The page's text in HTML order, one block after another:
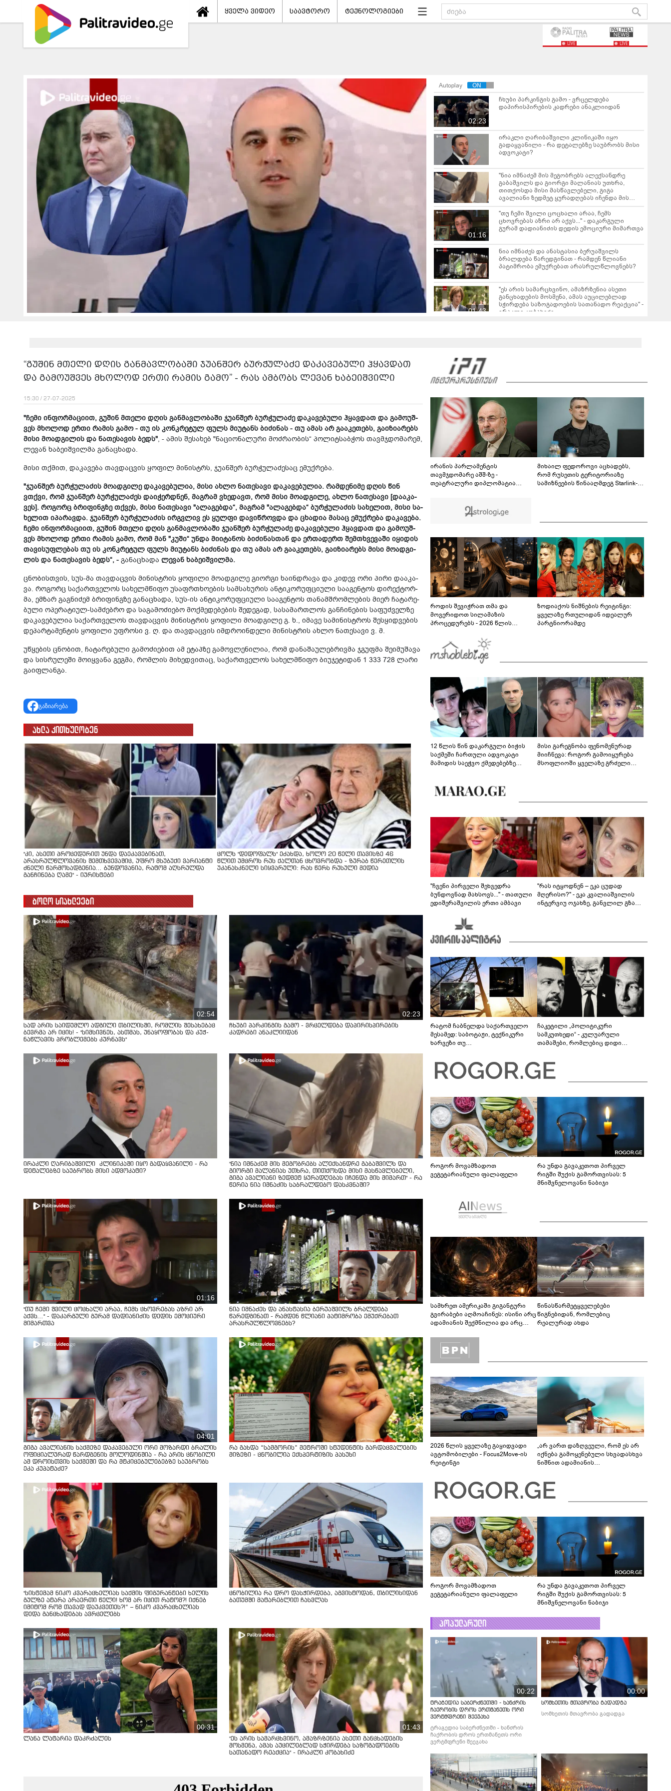
ყველა ვიდეო საავტორო ტექნოლოგიები
LIVE LIVE
Autoplay
02:23
ჩხუბი პარკინგის გამო - ვრცელდება
დაპირისპირების კადრები ანაკლიიდან
ირაკლი ღარიბაშვილი კლინიკაში იყო
გადაყვანილი - რა დეტალებზე საუბრობს მისი
ადვოკატი?
"ნია იმნაძემ მის მეგობრებს ალექსანდრე
გაბაშვილს და გიორგი მალანიას უთხრა,
თითქოსდა მისი მასწავლებელი, გიგა
ავალიანი ზედმეტ ყურადღებას იჩენდა მის
მიმართ" - რა წერია ნია იმნაძის საბრალდებო
დასკვნაში?
01:16
"თუ ჩემი შვილი ცოცხალი არაა, ჩემს
ცხოვრებას აზრი არ აქვს..." - დაკარგული
გურამ დადიანიძის დედის ემოციური მიმართვა
ნია იმნაძეს და ანასტასია ბერუაშვილს
ბრალდება წარედგინათ - რამდენ წლიანი
პატიმრობა ემუქრებათ არასრულწლოვნებს?
01:43
"ეს არის სამარცხვინო, ამაზრზენია ასეთი
განცხადების მოსმენა, ამას აუცილებლად
სჭირდება საზოგადოების სათანადო რეაქცია" -
ირაკლი კობახიძე
ელი კურსის სტუდენტიც იკითხავს"
00:20
საგარეჯოში, არასრულწლოვანმა ჩამოტვირთა
ფოტოსურათები, დაამონტაჟა, მიანიჭა
პორნოგრაფიული იერსახე და
შეურაცხმყოფელ ტექსტებთან ერთად
გაავრცელა - შსს ბრალდებულის დაკავების
კადრებს აქვეყნებს
ნიკა მელიას სასამართლოს უპატივცემლობის
ფაქტზე 1 წლით და 6 თვით თავისუფლების
აღკვეთა მიესაჯა
“გუ­შინ მთე­ლი დღის გან­მავ­ლო­ბა­ში ჯუ­ან­შერ ბურ­ჭუ­ლა­ძე და­კა­ვე­ბუ­ლი ჰყავ­დათ
და გა­მო­უშ­ვეს მხო­ლოდ ერთი რა­მის გამო” - რას ამბობს ლევან ხაბეიშვილი
15:30 / 27-07-2025
"ჩემი ინ­ფორ­მა­ცი­ით, გუ­შინ მთე­ლი დღის გან­მავ­ლო­ბა­ში ჯუ­ან­შერ ბურ­ჭუ­ლა­ძე და­კა­ვე­ბუ­ლი ჰყავ­დათ და გა­მო­უშ­
ვეს მხო­ლოდ ერთი რა­მის გამო - თუ ის კონ­კრე­ტულ ფულს მი­უ­ტანს ბი­ძი­ნას - თუ ამას არ გა­ა­კე­თებს, გა­ი­ზი­ა­რებს
მისი მო­ად­გი­ლის და ნა­თე­სა­ვის ბედს", - ამის შე­სა­ხებ "ნა­ცი­ო­ნა­ლუ­რი მოძ­რა­ო­ბის“ პო­ლიტ­საბ­ჭოს თავ­მჯდო­მა­რემ,
ლე­ვან ხა­ბე­იშ­ვილ­მა გა­ნა­ცხა­და.
მისი თქმით, და­კა­ვე­ბა თავ­დაც­ვის ყო­ფილ მი­ნისტრს, ჯუ­ან­შერ ბურ­ჭუ­ლა­ძე­საც ემუქ­რე­ბა.
"ჯუ­ან­შერ ბურ­ჭუ­ლა­ძის მო­ად­გი­ლე და­კა­ვე­ბუ­ლია, მისი ახლო ნა­თე­სა­ვი და­კა­ვე­ბუ­ლია. რამ­დე­ნი­მე დღის წინ
ვთქვი, რომ ჯუ­ან­შერ ბურ­ჭუ­ლა­ძეს და­ი­ჭერ­დნენ, მაგ­რამ ვხე­დავთ, რომ მისი მო­ად­გი­ლე, ახლო ნა­თე­სა­ვი [და­ა­კა­
ვეს]. რო­გორც ბრი­ფინგზე თქვეს, მისი ნა­თე­სა­ვი "ალა­გებ­და“, მაგ­რამ "ალა­გებ­და“ ბურ­ჭუ­ლა­ძის სა­ხე­ლით, მისი სა­
ხე­ლით იპა­რავ­და. ჯუ­ან­შერ ბურ­ჭუ­ლა­ძის ირ­გვლივ ეს ყულ­ფი და­ვიწ­როვ­და და ცხა­დია მა­საც ემუქ­რე­ბა და­კა­ვე­ბა.
ჩემი ინ­ფორ­მა­ცი­ით, გუ­შინ მთე­ლი დღის გან­მავ­ლო­ბა­ში ჯუ­ან­შერ ბურ­ჭუ­ლა­ძე და­კა­ვე­ბუ­ლი ჰყავ­დათ და გა­მო­უშ­
ვეს მხო­ლოდ ერთი რა­მის გამო, რომ მან "კუში“ უნდა მი­ი­ტა­ნოს ბი­ძი­ნას­თან და ერ­თა­დერთ შემ­თხვე­ვა­ში იყი­დის
თა­ვი­სუფ­ლე­ბას თუ ის კონ­კრე­ტულ ფულს მი­უ­ტანს ბი­ძი­ნას და თუ ამას არ გა­ა­კე­თებს, გა­ი­ზი­ა­რებს მისი მო­ად­გი­
ლის და ნა­თე­სა­ვის ბედს“, - გა­ნა­ცხა­და ლე­ვან ხა­ბე­იშ­ვილ­მა.
ცნო­ბის­თვის, სუს-მა თავ­დაც­ვის მი­ნის­ტრის ყო­ფი­ლი მო­ად­გი­ლე გი­ორ­გი ხა­ინ­დრა­ვა და კი­დევ ორი პირი და­ა­კა­
ვა. რო­გორც სა­ქარ­თვე­ლოს სა­ხელ­მწი­ფო უსაფრ­თხო­ე­ბის სამ­სა­ხუ­რის ან­ტი­კო­რუფ­ცი­უ­ლი სა­ა­გენ­ტოს დი­რექ­ტორ­
მა, ემ­ზარ გაგ­ნი­ძემ ბრი­ფინგზე გა­ნა­ცხა­და, სუს-ის ან­ტი­კო­რუფ­ცი­უ­ლი სა­ა­გენ­ტოს თა­ნამ­შრომ­ლე­ბის მიერ ჩა­ტა­რე­
ბუ­ლი ოპე­რა­ტი­ულ-სამ­ძებ­რო და სა­გა­მო­ძი­ე­ბო მოქ­მე­დე­ბე­ბის შე­დე­გად, სა­სა­მარ­თლოს გან­ჩი­ნე­ბის სა­ფუძ­ველ­ზე
და­კა­ვე­ბუ­ლია სა­ქარ­თვე­ლოს თავ­დაც­ვის მი­ნის­ტრის ყო­ფი­ლი მო­ად­გი­ლე გ. ხ., იმა­ვე სა­მი­ნის­ტროს შეს­ყიდ­ვე­ბის
დე­პარ­ტა­მენ­ტის ყო­ფი­ლი უფ­რო­სი ვ. ღ. და თავ­დაც­ვის იმ­დრო­ინ­დე­ლი მი­ნის­ტრის ახლო ნა­თე­სა­ვი ვ. მ.
უწყე­ბის ცნო­ბით, ჩა­ტა­რე­ბუ­ლი გა­მო­ძი­ე­ბით ამ ეტაპ­ზე გა­მოვ­ლე­ნი­ლია, რომ და­ნა­შა­უ­ლებ­რივ­მა ჯგუფ­მა შე­ი­მუ­შა­ვა
და სის­რუ­ლე­ში მო­იყ­ვა­ნა გეგ­მა, რომ­ლის მი­ხედ­ვი­თაც, სა­ქარ­თვე­ლოს სა­ხელ­მწი­ფო ბი­უ­ჯე­ტი­დან 1 333 728 ლარი
გა­იფ­ლან­გა.
გაზიარება
ახლა კითხულობენ
"კი, ასეთი პროცედურით უნდა დაეკავებინათ,
არასრულწლოვანის შემთხვევაშიც, უფრო მსუბუქი ვარიანტი
ძნელი წარმოსადგენია... ბუნდოვანია, რატომ აღსრულდა
განჩინება ღამე" - იურისტები
ცოლს "დედოფალს" ეძახდა, ხოლო 20 წელი თავისზე 46
წლით უმცროს რუს ქალთან ცხოვრობდა - ზურაბ წერეთლის
უკანასკნელი სიყვარული: რას წერს რუსული მედია
ბოლო სიახლეები
02:54
სად არის საიდუმლო ადგილი თბილისში, რომლის შესახებაც
ბევრმა არ იცის! - "სიმსივნეს, ასთმას, უნაყოფობას და კუჭ-
ნაწლავის პრობლემებს კურნავს"
02:23
ჩხუბი პარკინგის გამო - ვრცელდება დაპირისპირების
კადრები ანაკლიიდან
ირაკლი ღარიბაშვილი კლინიკაში იყო გადაყვანილი - რა
დეტალებზე საუბრობს მისი ადვოკატი?
"ნია იმნაძემ მის მეგობრებს ალექსანდრე გაბაშვილს და
გიორგი მალანიას უთხრა, თითქოსდა მისი მასწავლებელი,
გიგა ავალიანი ზედმეტ ყურადღებას იჩენდა მის მიმართ" - რა
წერია ნია იმნაძის საბრალდებო დასკვნაში?
01:16
"თუ ჩემი შვილი ცოცხალი არაა, ჩემს ცხოვრებას აზრი არ
აქვს..." - დაკარგული გურამ დადიანიძის დედის ემოციური
მიმართვა
ნია იმნაძეს და ანასტასია ბერუაშვილს ბრალდება
წარედგინათ - რამდენ წლიანი პატიმრობა ემუქრებათ
არასრულწლოვნებს?
04:01
გიგა ავალიანის საქმეზე დაკავებული ორი მოზარდი ბრალის
ოფიციალურად წარდგენის მოლოდინშია - რა არის ცნობილი
ამ დროისთვის საქმეში და რა მტკიცებულებებზე საუბრობს
ეკა კუპატაძე?
რა გახდა “სამგორის” მეტროში სტუდენტის გარდაცვალების
მიზეზი - ცნობილია ექსპერტიზის პასუხი
"სისტემამ ნიკო კვარაცხელიას საქმის ფიგურანტები ხელის
გულზე ატარა არაერთი წელი! ხომ არ იცით რატომ?! იქნებ
იმიტომ რომ თავად დაუკვეთეს?!“ – ნიკო კვარაცხელიას
დედა განცხადებას ავრცელებს
ცნობილია რა დრო დასჭირდება, აგვისტოდან, თბილისიდან
ბათუმში მატარებლით ჩასვლას
00:31
ლანა ლატარია დაკრძალეს
01:43
"ეს არის სამარცხვინო, ამაზრზენია ასეთი განცხადების
მოსმენა, ამას აუცილებლად სჭირდება საზოგადოების
სათანადო რეაქცია" - ირაკლი კობახიძე
ირანის პარლამენტის
თავმჯდომარე აშშ-ზე -
თეატრალური დიპლომატია
თეატრი არ გვჭირდება
მიხაილ ფედოროვი აცხადებს,
რომ რუსეთის ტერიტორიაზე
სამიზნეების წინააღმდეგ Starlink-
როდის შევიჭრათ თმა და
მოვერიდოთ სილამაზის
პროცედურებს - 2026 წლის
გზამკვლევი
ზოდიაქოს ნიშნების რეიტინგი:
ყველაზე რთულიდან იდეალურ
პარტნიორამდე
12 წლის წინ დაკარგული ბიჭის
საქმეში ჩართული ადვოკატი
მამიდის საეჭვო ქმედებებზე
მოწოდებაზე... წლობით
მიმდინარეობდა საქმის
მისი გარეგნობა ფენომენურად
მიიჩნევა: როგორ გამოიყურება
მსოფლიოში ყველაზე გრძელი
"ჩვენი პირველი შეხვედრა
ბუნდოვნად მახსოვს..." - თათული
ედიშერაშვილის ერთი ამბავი
"რას იტყოდნენ – ეკა ცუდად
მღერისო?" - ეკა კვალიაშვილის
ინტერვიუ ოჯახზე, განვლილ გზასა
რატომ ჩაბნელდა საქართველო
მესამედ: საბოტაჟი, ტექნიკური
ხარვეზი თუ
ჩაკეტილი „პოლიტიკური
სამკუთხედი“ - კულუარული
თამაშები, რომლებიც დიდი
როგორ მოვამზადოთ
ვეგეტარიანული ფალაფელი
რა უნდა გავაკეთოთ პირველ
რიგში შუქის გამორთვისას: 5
მნიშვნელოვანი ნაბიჯი
სამხრეთ ამერიკაში გიგანტური
გვირაბები აღმოაჩინეს: ისინი არც
ადამიანის შექმნილია და არც
ლაბირინთები?
წინასწარმეტყველებები
წიგნებიდან, რომლებიც
რეალურად ახდა
2026 წლის ყველაზე გაყიდვადი
ავტომობილები - Focus2Move-ის
რეიტინგი
„არ ვართ დაზღვეული, რომ ეს არ
იქნება გამოყენებული სხვადასხვა
ნიშნით ადამიანის
უფსკრულისკენ მიდის“
როგორ მოვამზადოთ
ვეგეტარიანული ფალაფელი
რა უნდა გავაკეთოთ პირველ
რიგში შუქის გამორთვისას: 5
მნიშვნელოვანი ნაბიჯი
პოპულარული
00:22
ტრაგედია საბერძნეთში - ხანძრის
ჩაქრობის დროს ერთმანეთს ორი
ვერტმფრენი შეეჯახა
ტრაგედია საბერძნეთში - ხანძრის
ჩაქრობის დროს ერთმანეთს ორი
ვერტმფრენი შეეჯახა
00:00
სომხეთის მთავრობა გადადგა
სომხეთის მთავრობა გადადგა